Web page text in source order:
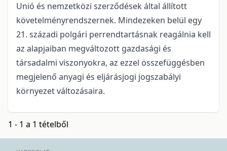
Unió és nemzetközi szerződések által állított
követelményrendszernek. Mindezeken belül egy
21. századi polgári perrendtartásnak reagálnia kell
az alapjaiban megváltozott gazdasági és
társadalmi viszonyokra, az ezzel összefüggésben
megjelenő anyagi és eljárásjogi jogszabályi
környezet változásaira.
1 - 1 a 1 tételből